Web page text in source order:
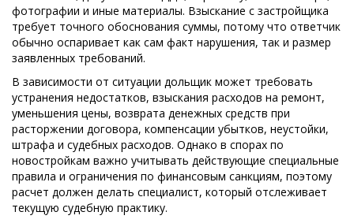
фотографии и иные материалы. Взыскание с застройщика
требует точного обоснования суммы, потому что ответчик
обычно оспаривает как сам факт нарушения, так и размер
заявленных требований.
В зависимости от ситуации дольщик может требовать
устранения недостатков, взыскания расходов на ремонт,
уменьшения цены, возврата денежных средств при
расторжении договора, компенсации убытков, неустойки,
штрафа и судебных расходов. Однако в спорах по
новостройкам важно учитывать действующие специальные
правила и ограничения по финансовым санкциям, поэтому
расчет должен делать специалист, который отслеживает
текущую судебную практику.